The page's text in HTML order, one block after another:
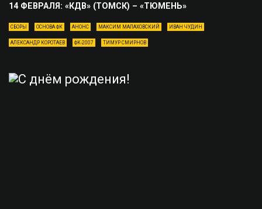
14 ФЕВРАЛЯ: «КДВ» (ТОМСК) – «ТЮМЕНЬ»
СБОРЫ ОСНОВА ФК АНОНС МАКСИМ МАЛАХОВСКИЙ ИВАН ЧУДИН
АЛЕКСАНДР КОРОТАЕВ ФК-2007 ТИМУР СМИРНОВ